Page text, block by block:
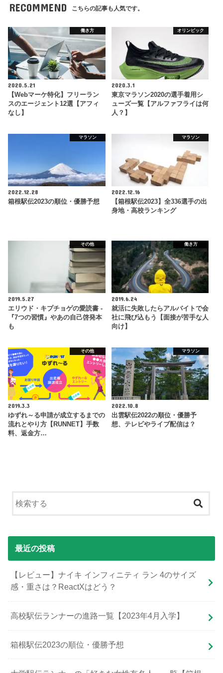
RECOMMEND こちらの記事も人気です。
働き方
2020.5.21
【Webマーケ特化】フリーラン
スのエージェント12選【アフィ
なし】
オリンピック
2020.3.1
東京マラソン2020の選手着用シ
ューズ一覧【アルファフライは何
人？】
マラソン
2022.12.28
箱根駅伝2023の順位・優勝予想
マラソン
2022.12.16
【箱根駅伝2023】全336選手の出
身地・高校ランキング
その他
2019.5.27
エリウド・キプチョゲの愛読書 -
『7つの習慣』やあの自己啓発本
も
働き方
2019.6.24
就活に失敗したらアルバイトで会
社に飛び込もう【面接が苦手な人
向け】
その他
2019.3.3
ゆずれ～る申請が成立するまでの
流れとやり方【RUNNET】手数
料、返金方…
マラソン
2022.10.8
出雲駅伝2022の順位・優勝予
想、テレビやライブ配信は？
最近の投稿
【レビュー】ナイキ インフィニティ ラン 4のサイズ
感・重さは？ReactXはどう？
高校駅伝ランナーの進路一覧【2023年4月入学】
箱根駅伝2023の順位・優勝予想